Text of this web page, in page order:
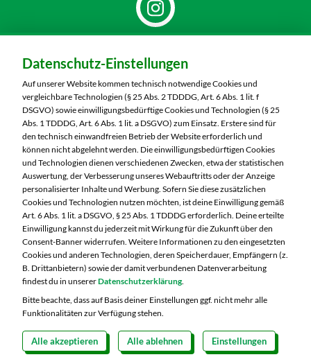
MARKTKAUF Nürnberg-Thon
Wilhelmshavener Straße 15
90425 Nürnberg
Telefon:0911 93460
Markt ändern
Öffnungszeiten diese Woche:
Mo:
07:00 – 20:00 Uhr
Di:
07:00 – 20:00 Uhr
Mi:
07:00 – 20:00 Uhr
Do:
07:00 – 20:00 Uhr
Fr:
07:00 – 20:00 Uhr
Datenschutz-Einstellungen
Auf unserer Website kommen technisch notwendige Cookies und
vergleichbare Technologien (§ 25 Abs. 2 TDDDG, Art. 6 Abs. 1 lit. f
DSGVO) sowie einwilligungsbedürftige Cookies und Technologien (§ 25
Abs. 1 TDDDG, Art. 6 Abs. 1 lit. a DSGVO) zum Einsatz. Erstere sind für
den technisch einwandfreien Betrieb der Website erforderlich und
können nicht abgelehnt werden. Die einwilligungsbedürftigen Cookies
und Technologien dienen verschiedenen Zwecken, etwa der statistischen
Auswertung, der Verbesserung unseres Webauftritts oder der Anzeige
personalisierter Inhalte und Werbung. Sofern Sie diese zusätzlichen
Cookies und Technologien nutzen möchten, ist deine Einwilligung gemäß
Art. 6 Abs. 1 lit. a DSGVO, § 25 Abs. 1 TDDDG erforderlich. Deine erteilte
Einwilligung kannst du jederzeit mit Wirkung für die Zukunft über den
Consent-Banner widerrufen. Weitere Informationen zu den eingesetzten
Cookies und anderen Technologien, deren Speicherdauer, Empfängern (z.
B. Drittanbietern) sowie der damit verbundenen Datenverarbeitung
findest du in unsererDatenschutzerklärung.
Bitte beachte, dass auf Basis deiner Einstellungen ggf. nicht mehr alle
Funktionalitäten zur Verfügung stehen.
Alle akzeptieren Alle ablehnen Einstellungen